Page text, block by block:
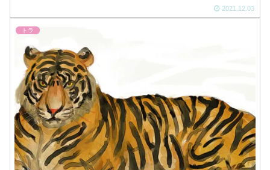
2021.12.03
トラ